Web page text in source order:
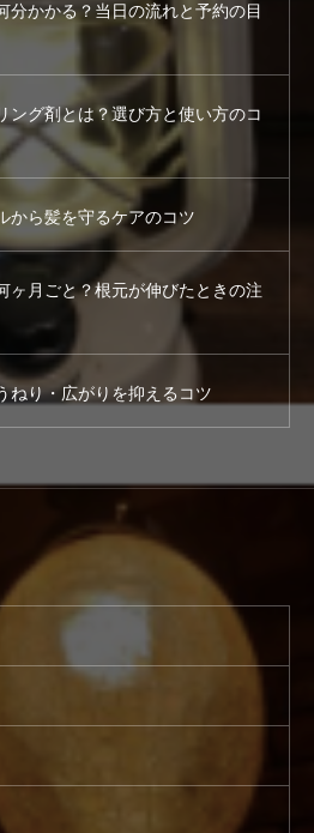
分かかる？当日の流れと予約の目
ング剤とは？選び方と使い方のコ
から髪を守るケアのコツ
ヶ月ごと？根元が伸びたときの注
ねり・広がりを抑えるコツ